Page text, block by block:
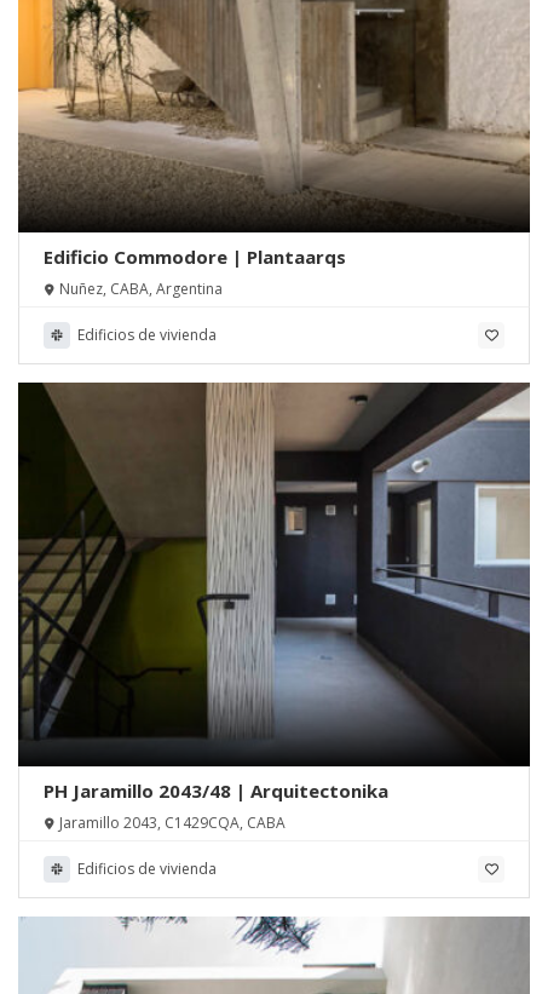
Edificio Commodore | Plantaarqs
Nuñez, CABA, Argentina
Edificios de vivienda
PH Jaramillo 2043/48 | Arquitectonika
Jaramillo 2043, C1429CQA, CABA
Edificios de vivienda